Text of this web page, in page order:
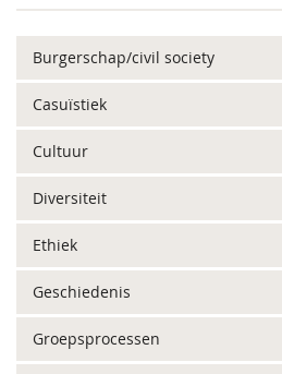
Burgerschap/civil society
Casuïstiek
Cultuur
Diversiteit
Ethiek
Geschiedenis
Groepsprocessen